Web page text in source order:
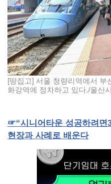
[땅집고] 서울 청량리역에서 부
화강역에 정차하고 있다./울산시
☞“시니어타운 성공하려면
현장과 사례로 배운다